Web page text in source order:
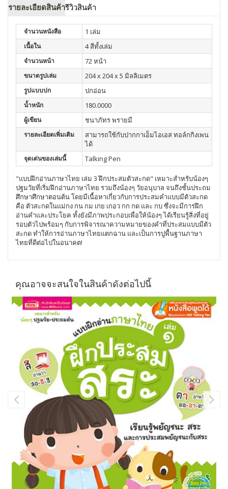
รายละเอียดสินค้ารีวิวสินค้า
จำนวนหนังสือ 1 เล่ม
เนื้อใน 4 สีทั้งเล่ม
จำนวนหน้า 72 หน้า
ขนาดรูปเล่ม 204 x 204 x 5 มิลลิเมตร
รูปแบบปก ปกอ่อน
น้ำหนัก 180.0000
ผู้เขียน ชนาภัทร พรายมี
รายละเอียดเพิ่มเติม
สามารถใช้กับปากกาเอ็มไอเอส ทอล์กกิงเพน
ได้
จุดเด่นของเล่มนี้ Talking Pen
"แบบฝึกอ่านภาษาไทย เล่ม 3 ฝึกประสมตัวสะกด" เหมาะสำหรับน้องๆ
ปฐมวัยที่เริ่มฝึกอ่านภาษาไทย รวมถึงน้องๆ วัยอนุบาล จนถึงชั้นประถม
ศึกษาศึกษาตอนต้น โดยมีเนื้อหาเกี่ยวกับการประสมคำแบบมีตัวสะกด
คือ ตัวสะกดในแม่กง กน กม เกย เกอว กก กด และ กบ ซึ่งจะมีการฝึก
อ่านคำและประโยค ทั้งยังมีภาพประกอบเพื่อให้น้องๆ ได้เรียนรู้สิ่งที่อยู่
รอบตัวไปพร้อมๆ กับการพิจารณาความหมายของคำที่ประสมแบบมีตัว
สะกด ทำให้การอ่านภาษาไทยแตกฉาน และเป็นการปูพื้นฐานภาษา
ไทยที่ดีต่อไปในอนาคต!
คุณอาจจะสนใจในสินค้าดังต่อไปนี้